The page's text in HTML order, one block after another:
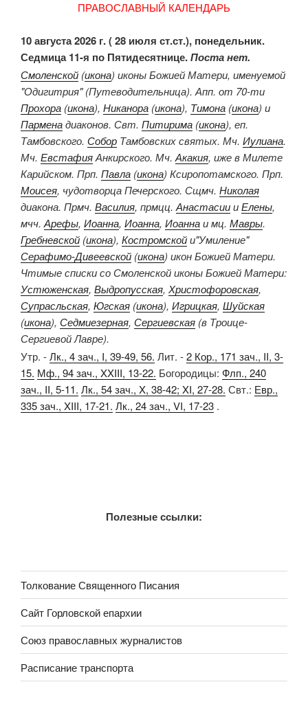
ПРАВОСЛАВНЫЙ КАЛЕНДАРЬ
10 августа 2026 г. ( 28 июля ст.ст.), понедельник.
Седмица 11-я по Пятидесятнице.Поста нет.
Смоленской (икона) иконы Божией Матери, именуемой
"Одигитрия" (Путеводительница). Апп. от 70-ти
Прохора (икона), Никанора (икона), Тимона (икона) и
Парменадиаконов. Свт. Питирима (икона), еп.
Тамбовского. Собор Тамбовских святых. Мч. Иулиана.
Мч. ЕвстафияАнкирского. Мч. Акакия, иже в Милете
Карийском. Прп. Павла (икона) Ксиропотамского. Прп.
Моисея, чудотворца Печерского. Сщмч. Николая
диакона. Прмч. Василия, прмцц. АнастасиииЕлены,
мчч. Арефы, Иоанна, Иоанна, Иоаннаи мц. Мавры.
Гребневской (икона), Костромскойи"Умиление"
Серафимо-Дивеевской (икона) икон Божией Матери.
Чтимые списки со Смоленской иконы Божией Матери:
Устюженская, Выдропусская, Христофоровская,
Супрасльская, Югская (икона), Игрицкая, Шуйская
(икона), Седмиезерная, Сергиевская (в Троице-
Сергиевой Лавре).
Утр. -Лк., 4 зач., I, 39-49, 56. Лит. -2 Кор., 171 зач., II, 3-
15. Мф., 94 зач., XXIII, 13-22. Богородицы: Флп., 240
зач., II, 5-11. Лк., 54 зач., X, 38-42; XI, 27-28. Свт.: Евр.,
335 зач., XIII, 17-21. Лк., 24 зач., VI, 17-23 .
Полезные ссылки:
Толкование Священного Писания
Сайт Горловской епархии
Союз православных журналистов
Расписание транспорта